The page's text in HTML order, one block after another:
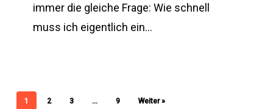
Gutachten
immer die gleiche Frage: Wie schnell
muss ich eigentlich ein…
1 2 3 … 9 Weiter »